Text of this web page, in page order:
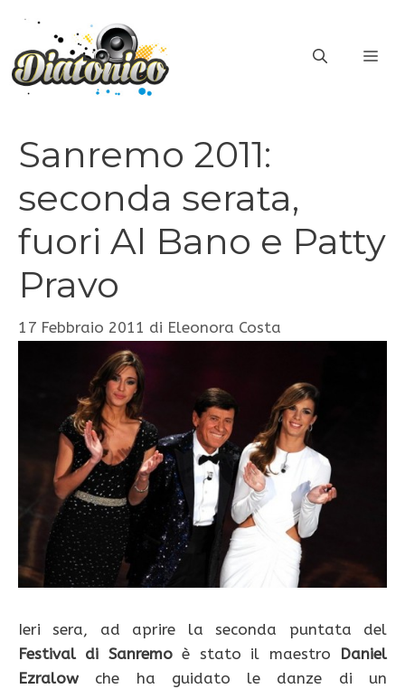
contenuto
Sanremo 2011:
seconda serata,
fuori Al Bano e Patty
Pravo
17 Febbraio 2011 di Eleonora Costa
Ieri sera, ad aprire la seconda puntata del
Festival di Sanremoè stato il maestro Daniel
Ezralow che ha guidato le danze di un